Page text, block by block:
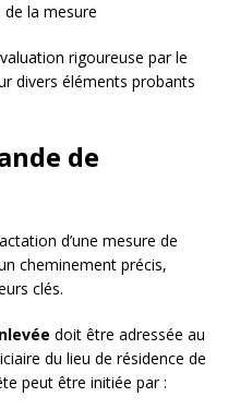
la mesure
rigoureuse par le
divers éléments probants
de
d’une mesure de
cheminement précis,
clés.
doit être adressée au
du lieu de résidence de
peut être initiée par :